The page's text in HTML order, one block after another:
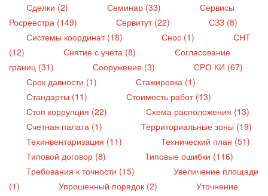
Сделки (2)
Семинар (33)
Сервисы
Росреестра (149)
Сервитут (22)
СЗЗ (8)
Системы координат (18)
Снос (1)
СНТ
(12)
Снятие с учета (8)
Согласование
границ (31)
Сооружение (3)
СРО КИ (67)
Срок давности (1)
Стажировка (1)
Стандарты (11)
Стоимость работ (13)
Стоп коррупция (22)
Схема расположения (13)
Счетная палата (1)
Территориальные зоны (19)
Техинвентаризация (11)
Технический план (51)
Типовой договор (8)
Типовые ошибки (116)
Требования к точности (15)
Увеличение площади
(1)
Упрошенный порядок (2)
Уточнение